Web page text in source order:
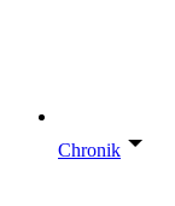
Chronik